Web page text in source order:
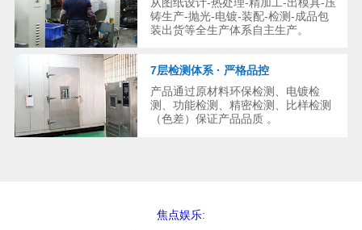
铸生产-抛光-电镀-装配-检测-成品包
装出货等全生产体系自主生产。
7层检测体系 · 严格品控
产品通过原材料环保检测、电镀检
测、功能检测、精密检测、比样检测
（色差）保证产品品质 。
焦点娱乐: